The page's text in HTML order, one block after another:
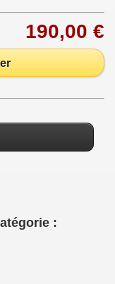
190,00 €
: